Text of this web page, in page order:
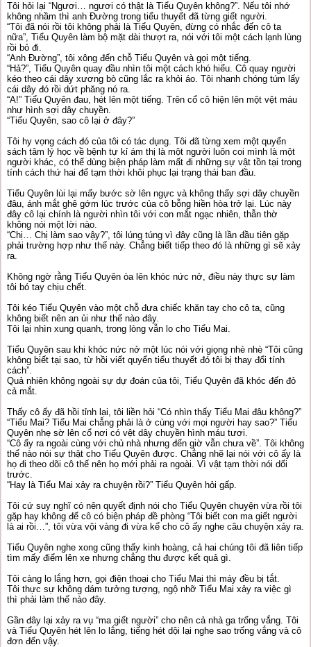
Tôi hỏi lại “Ngươi… ngươi có thật là Tiểu Quyên không?”. Nếu tôi nhớ
không nhầm thì anh Đường trong tiểu thuyết đã từng giết người.
“Tôi đã nói rồi tôi không phải là Tiểu Quyên, đừng có nhắc đến cô ta
nữa”, Tiểu Quyên làm bộ mặt dài thượt ra, nói với tôi một cách lạnh lùng
rồi bỏ đi.
“Anh Đường”, tôi xông đến chỗ Tiểu Quyên và gọi một tiếng.
“Hả?”, Tiểu Quyên quay đầu nhìn tôi một cách khó hiểu. Cô quay người
kéo theo cái dây xương bò cũng lắc ra khỏi áo. Tôi nhanh chóng túm lấy
cái dây đó rồi dứt phăng nó ra.
“A!” Tiểu Quyên đau, hét lên một tiếng. Trên cổ cô hiện lên một vệt máu
như hình sợi dây chuyền.
“Tiểu Quyên, sao cô lại ở đây?”
Tôi hy vọng cách đó của tôi có tác dụng. Tôi đã từng xem một quyển
sách tâm lý học về bệnh tự kỉ ám thị là một người luôn coi mình là một
người khác, có thể dùng biện pháp làm mất đi những sự vật tồn tại trong
tính cách thứ hai để tạm thời khôi phục lại trạng thái ban đầu.
Tiểu Quyên lùi lại mấy bước sờ lên ngực và không thấy sợi dây chuyền
đâu, ánh mắt ghê gớm lúc trước của cô bỗng hiền hòa trở lại. Lúc này
đây cô lại chính là người nhìn tôi với con mắt ngạc nhiên, thẫn thờ
không nói một lời nào.
“Chị… Chị làm sao vậy?”, tôi lúng túng vì đây cũng là lần đầu tiên gặp
phải trường hợp như thế này. Chẳng biết tiếp theo đó là những gì sẽ xảy
ra.
Không ngờ rằng Tiểu Quyên òa lên khóc nức nở, điều này thực sự làm
tôi bó tay chịu chết.
Tôi kéo Tiểu Quyên vào một chỗ đưa chiếc khăn tay cho cô ta, cũng
không biết nên an ủi như thế nào đây.
Tôi lại nhìn xung quanh, trong lòng vẫn lo cho Tiểu Mai.
Tiểu Quyên sau khi khóc nức nở một lúc nói với giọng nhè nhè “Tôi cũng
không biết tại sao, từ hồi viết quyển tiểu thuyết đó tôi bị thay đổi tính
cách”.
Quả nhiên không ngoài sự dự đoán của tôi, Tiểu Quyên đã khóc đến đỏ
cả mắt.
Thấy cô ấy đã hồi tỉnh lại, tôi liền hỏi “Có nhìn thấy Tiểu Mai đâu không?”
“Tiểu Mai? Tiểu Mai chẳng phải là ở cùng với mọi người hay sao?” Tiểu
Quyên nhẹ sờ lên cổ nơi có vệt dây chuyền hình máu tươi.
“Cô ấy ra ngoài cùng với chủ nhà nhưng đến giờ vẫn chưa về”. Tôi không
thể nào nói sự thật cho Tiểu Quyên được. Chẳng nhẽ lại nói với cô ấy là
họ đi theo dõi cô thế nên họ mới phải ra ngoài. Vì vật tạm thời nói dối
trước.
“Hay là Tiểu Mai xảy ra chuyện rồi?” Tiểu Quyên hỏi gấp.
Tôi cứ suy nghĩ có nên quyết định nói cho Tiểu Quyên chuyện vừa rồi tôi
gặp hay không để cô có biện pháp đề phòng “Tôi biết con ma giết người
là ai rồi…”, tôi vừa vội vàng đi vừa kể cho cô ấy nghe câu chuyện xảy ra.
Tiểu Quyên nghe xong cũng thấy kinh hoàng, cả hai chúng tôi đã liên tiếp
tìm mấy điểm lên xe nhưng chẳng thu được kết quả gì.
Tôi càng lo lắng hơn, gọi điện thoại cho Tiểu Mai thì máy đều bị tắt.
Tôi thực sự không dám tưởng tượng, ngộ nhỡ Tiểu Mai xảy ra việc gì
thì phải làm thế nào đây.
Gần đây lại xảy ra vụ “ma giết người” cho nên cả nhà ga trống vắng. Tôi
và Tiểu Quyên hét lên lo lắng, tiếng hét dội lại nghe sao trống vắng và cô
đơn đến vậy.